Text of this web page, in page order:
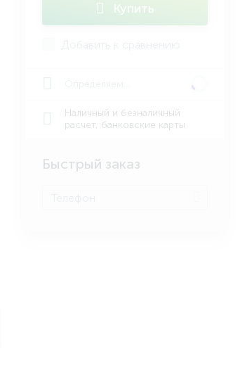
Купить
Наличный и безналичный
расчет, банковские карты
Быстрый заказ